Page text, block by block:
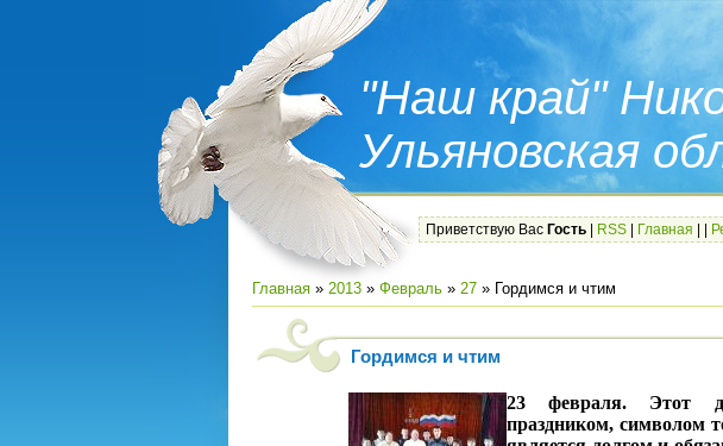
"Наш край"
Ульяновская
Приветствую Вас Гость RSS Главная
Главная » 2013 » Февраль » 27 » Гордимся и чтим
Гордимся и чтим
23 февраля. Этот
праздником, символом